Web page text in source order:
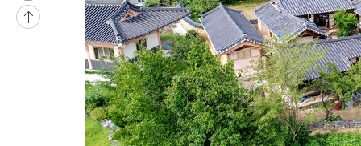
한민수·김용 순
-28329초 전 >
[속보]김민석, 與 전대 당원투표 누적 득표율 45.42%로 1위…
[속보]與 대표 경선 제주·인천 당원투표…金 47.75%·鄭
42.08%·宋 10.17%이강인 "아틀레티코 이적 기뻐…등번호 7번 의미보단 팀 위해
[속보]與 당대표 경선, 제주·인천 권리당원 투표 김민석 승리
낮 최고 35도 '무더위'…동해안 시간당 30㎜ '강한 비'[내일날
[속보]이강인 "감독님이 원하는 마음 느꼈고, 많은 트로피 원해